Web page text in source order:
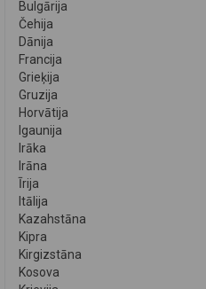
Bulgārija
Čehija
Dānija
Francija
Grieķija
Gruzija
Horvātija
Igaunija
Irāka
Irāna
Īrija
Itālija
Kazahstāna
Kipra
Kirgizstāna
Kosova